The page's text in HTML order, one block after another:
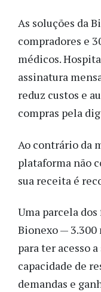
As soluções da
compradores e
médicos.
assinatura
reduz custos e
compras pela
Ao contrário da
plataforma não
sua receita é
Uma parcela
Bionexo — 3.300
para ter acesso
capacidade de
demandas e